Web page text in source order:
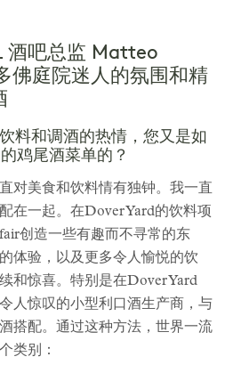
酒吧总监 Matteo
佛庭院迷人的氛围和精
料和调酒的热情，您又是如
鸡尾酒菜单的？
对美食和饮料情有独钟。我一直
在一起。在Dover Yard的饮料项
创造一些有趣而不寻常的东
体验，以及更多令人愉悦的饮
和惊喜。特别是在Dover Yard
人惊叹的小型利口酒生产商，与
搭配。通过这种方法，世界一流
类别：